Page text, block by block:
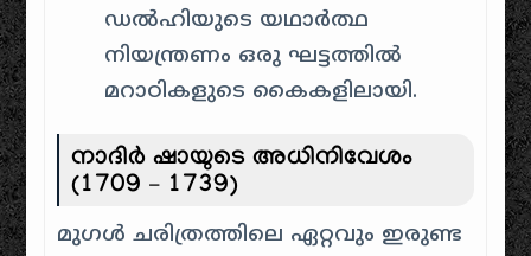
ഡൽഹിയുടെ യഥാർത്ഥ
നിയന്ത്രണം ഒരു ഘട്ടത്തിൽ
മറാഠികളുടെ കൈകളിലായി.
നാദിർ ഷായുടെ അധിനിവേശം
(1709 – 1739)
മുഗൾ ചരിത്രത്തിലെ ഏറ്റവും ഇരുണ്ട